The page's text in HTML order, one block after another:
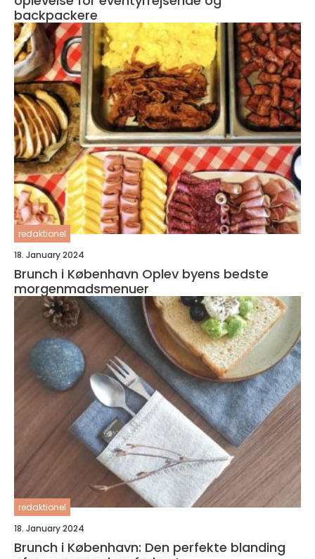
backpackere
redaktionel
18. January 2024
Brunch i København Oplev byens bedste
morgenmadsmenuer
redaktionel
18. January 2024
Brunch i København: Den perfekte blanding